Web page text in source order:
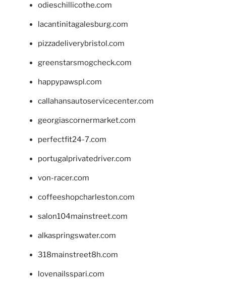
odieschillicothe.com
lacantinitagalesburg.com
pizzadeliverybristol.com
greenstarsmogcheck.com
happypawspl.com
callahansautoservicecenter.com
georgiascornermarket.com
perfectfit24-7.com
portugalprivatedriver.com
von-racer.com
coffeeshopcharleston.com
salon104mainstreet.com
alkaspringswater.com
318mainstreet8h.com
lovenailsspari.com